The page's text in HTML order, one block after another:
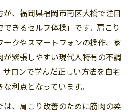
、福岡県福岡市南区大橋で注目
できるセルフ体操」です。肩こり
ークやスマートフォンの操作、家
が緊張しやすい現代人特有の不調
ロンで学んだ正しい方法を自宅
利点となっています。
は、肩こり改善のために筋肉の柔